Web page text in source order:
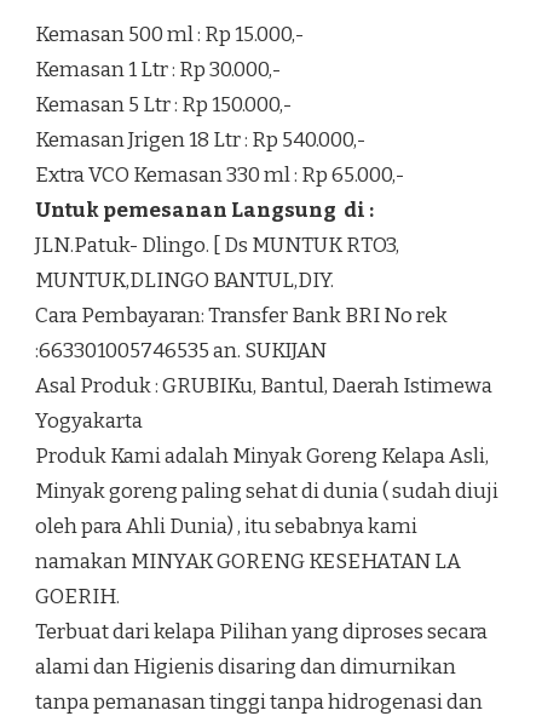
Kemasan 500 ml : Rp 15.000,-
Kemasan 1 Ltr : Rp 30.000,-
Kemasan 5 Ltr : Rp 150.000,-
Kemasan Jrigen 18 Ltr : Rp 540.000,-
Extra VCO Kemasan 330 ml : Rp 65.000,-
Untuk pemesanan Langsung di :
JLN.Patuk- Dlingo. [ Ds MUNTUK RTO3,
MUNTUK,DLINGO BANTUL,DIY.
Cara Pembayaran: Transfer Bank BRI No rek
:663301005746535 an. SUKIJAN
Asal Produk : GRUBIKu, Bantul, Daerah Istimewa
Yogyakarta
Produk Kami adalah Minyak Goreng Kelapa Asli,
Minyak goreng paling sehat di dunia ( sudah diuji
oleh para Ahli Dunia) , itu sebabnya kami
namakan MINYAK GORENG KESEHATAN LA
GOERIH.
Terbuat dari kelapa Pilihan yang diproses secara
alami dan Higienis disaring dan dimurnikan
tanpa pemanasan tinggi tanpa hidrogenasi dan